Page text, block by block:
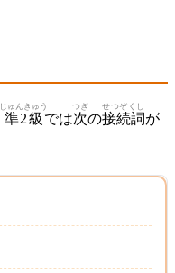
準
じゅん
2級
きゅう
では次
つぎ
の接続詞
せつぞくし
が